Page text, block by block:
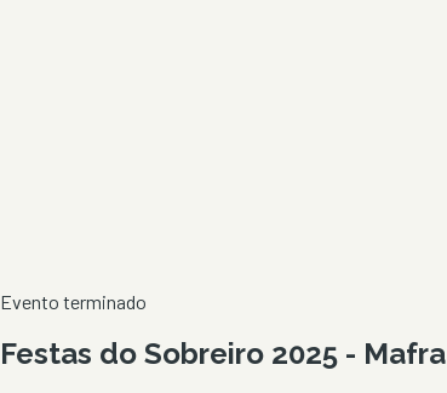
Evento terminado
Festas do Sobreiro 2025 - Mafra